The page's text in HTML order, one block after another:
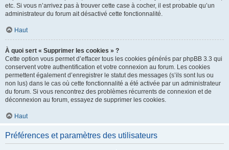
etc. Si vous n’arrivez pas à trouver cette case à cocher, il est probable qu’un
administrateur du forum ait désactivé cette fonctionnalité.
Haut
À quoi sert « Supprimer les cookies » ?
Cette option vous permet d’effacer tous les cookies générés par phpBB 3.3 qui
conservent votre authentification et votre connexion au forum. Les cookies
permettent également d’enregistrer le statut des messages (s’ils sont lus ou
non lus) dans le cas où cette fonctionnalité a été activée par un administrateur
du forum. Si vous rencontrez des problèmes récurrents de connexion et de
déconnexion au forum, essayez de supprimer les cookies.
Haut
Préférences et paramètres des utilisateurs